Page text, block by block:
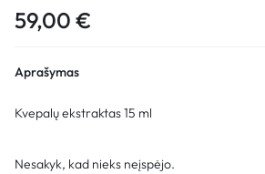
59,00 €
Aprašymas
Kvepalų ekstraktas 15 ml
Nesakyk, kad nieks neįspėjo.